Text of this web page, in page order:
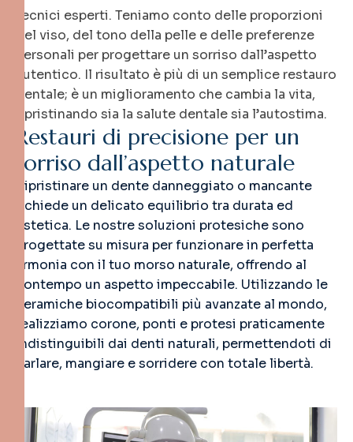
tecnici esperti. Teniamo conto delle proporzioni
del viso, del tono della pelle e delle preferenze
personali per progettare un sorriso dall’aspetto
autentico. Il risultato è più di un semplice restauro
dentale; è un miglioramento che cambia la vita,
ripristinando sia la salute dentale sia l’autostima.
Restauri di precisione per un
orriso dall’aspetto naturale
Ripristinare un dente danneggiato o mancante
richiede un delicato equilibrio tra durata ed
estetica. Le nostre soluzioni protesiche sono
progettate su misura per funzionare in perfetta
armonia con il tuo morso naturale, offrendo al
contempo un aspetto impeccabile. Utilizzando le
ceramiche biocompatibili più avanzate al mondo,
realizziamo corone, ponti e protesi praticamente
indistinguibili dai denti naturali, permettendoti di
parlare, mangiare e sorridere con totale libertà.